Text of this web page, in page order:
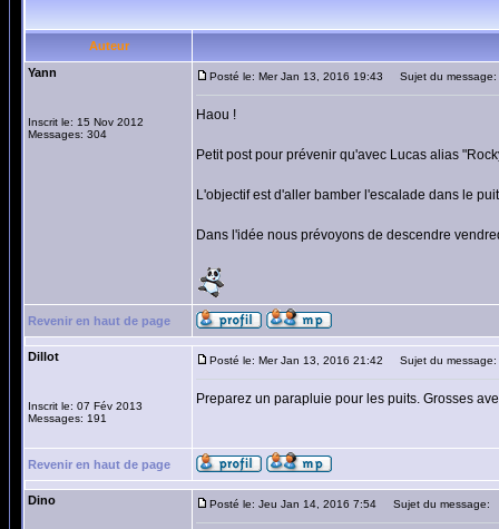
Auteur
Yann
Inscrit le: 15 Nov 2012
Messages: 304
Posté le: Mer Jan 13, 2016 19:43 Sujet du message:
Haou !
Petit post pour prévenir qu'avec Lucas alias
L'objectif est d'aller bamber l'escalade dans le
Dans l'idée nous prévoyons de descendre
Revenir en haut de page
Dillot
Inscrit le: 07 Fév 2013
Messages: 191
Posté le: Mer Jan 13, 2016 21:42 Sujet du message:
Preparez un parapluie pour les puits. Grosses
Revenir en haut de page
Dino Posté le: Jeu Jan 14, 2016 7:54 Sujet du message: